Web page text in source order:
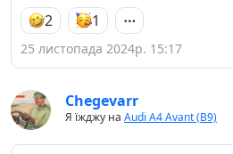
2 1
25 листопада 2024р. 15:17
Chegevarr
Я їжджу на Audi A4 Avant (B9)